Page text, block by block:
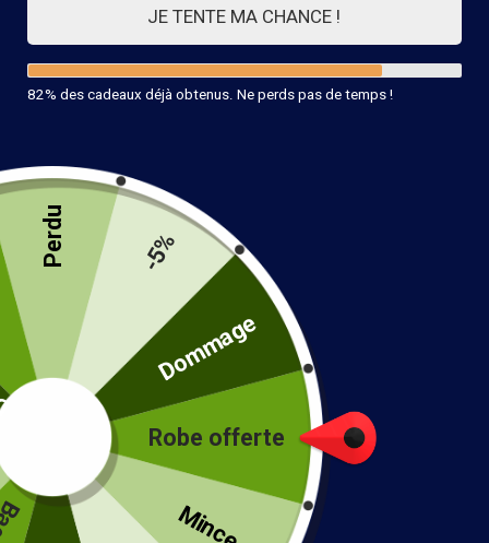
JE TENTE MA CHANCE !
82% des cadeaux déjà obtenus. Ne perds pas de temps !
Robe offerte
Perdu -5%
Dommage